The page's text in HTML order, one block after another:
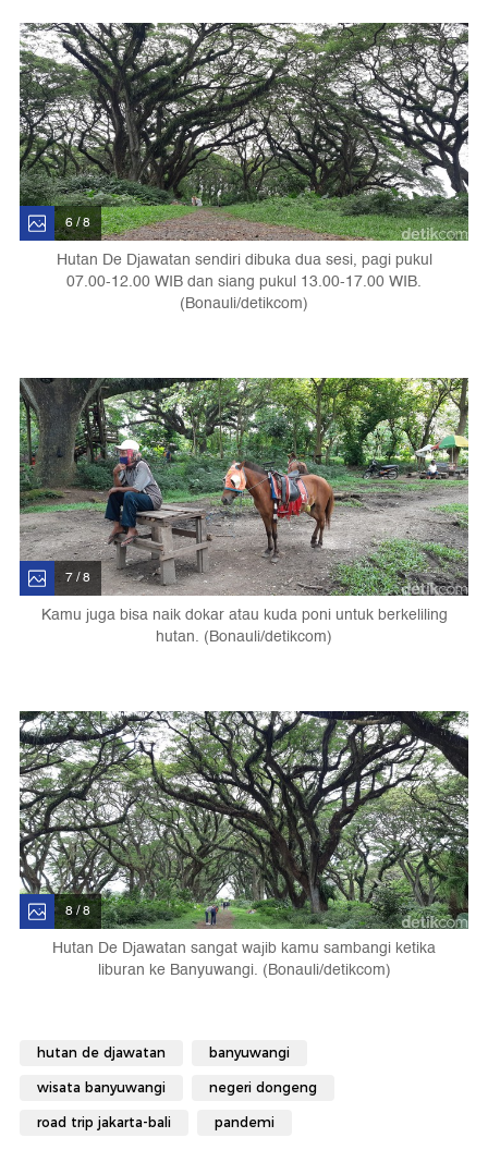
6 / 8
Hutan De Djawatan sendiri dibuka dua sesi, pagi pukul
07.00-12.00 WIB dan siang pukul 13.00-17.00 WIB.
(Bonauli/detikcom)
7 / 8
Kamu juga bisa naik dokar atau kuda poni untuk berkeliling
hutan. (Bonauli/detikcom)
8 / 8
Hutan De Djawatan sangat wajib kamu sambangi ketika
liburan ke Banyuwangi. (Bonauli/detikcom)
hutan de djawatan banyuwangi
wisata banyuwangi negeri dongeng
road trip jakarta-bali pandemi